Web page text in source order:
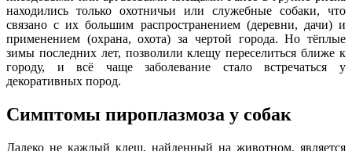
находились только охотничьи или служебные собаки, что
связано с их большим распространением (деревни, дачи) и
применением (охрана, охота) за чертой города. Но тёплые
зимы последних лет, позволили клещу переселиться ближе к
городу, и всё чаще заболевание стало встречаться у
декоративных пород.
Симптомы пироплазмоза у собак
Далеко не каждый клещ, найденный на животном, является